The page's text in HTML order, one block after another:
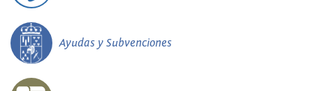
Ayudas y Subvenciones